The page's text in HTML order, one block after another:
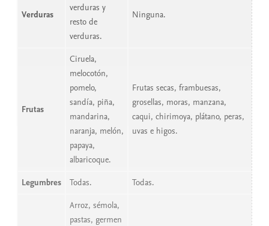
Verduras
verduras y
resto de
verduras.
Ninguna.
Frutas
Ciruela,
melocotón,
pomelo,
sandía, piña,
mandarina,
naranja, melón,
papaya,
albaricoque.
Frutas secas, frambuesas,
grosellas, moras, manzana,
caqui, chirimoya, plátano, peras,
uvas e higos.
Legumbres Todas. Todas.
Arroz, sémola,
pastas, germen